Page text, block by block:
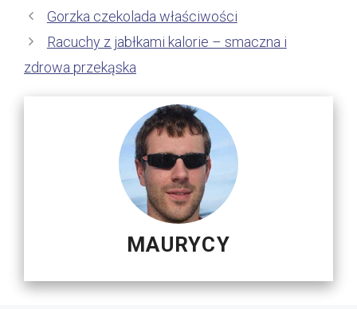
Gorzka czekolada właściwości
Racuchy z jabłkami kalorie – smaczna i
zdrowa przekąska
MAURYCY